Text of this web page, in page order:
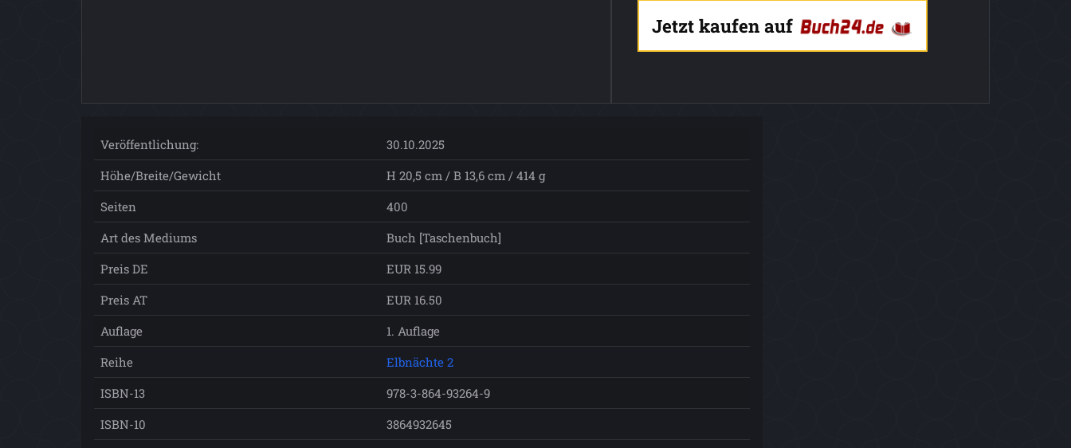
Jetzt kaufen auf
Veröffentlichung:
30.10.2025
Höhe/Breite/Gewicht
H 20,5 cm / B 13,6 cm / 414 g
Seiten
400
Art des Mediums
Buch [Taschenbuch]
Preis DE
EUR 15.99
Preis AT
EUR 16.50
Auflage
1. Auflage
Reihe
Elbnächte 2
ISBN-13
978-3-864-93264-9
ISBN-10
3864932645